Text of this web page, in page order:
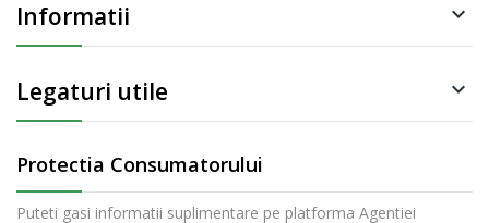
Informatii 
Legaturi utile 
Protectia Consumatorului
Puteti gasi informatii suplimentare pe platforma Agentiei